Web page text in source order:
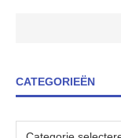
CATEGORIEËN